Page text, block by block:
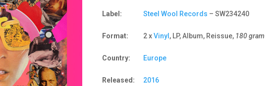
Label: Steel Wool Records – SW234240
Format: 2 xVinyl , LP, Album, Reissue, 180 gram
Country: Europe
Released: 2016